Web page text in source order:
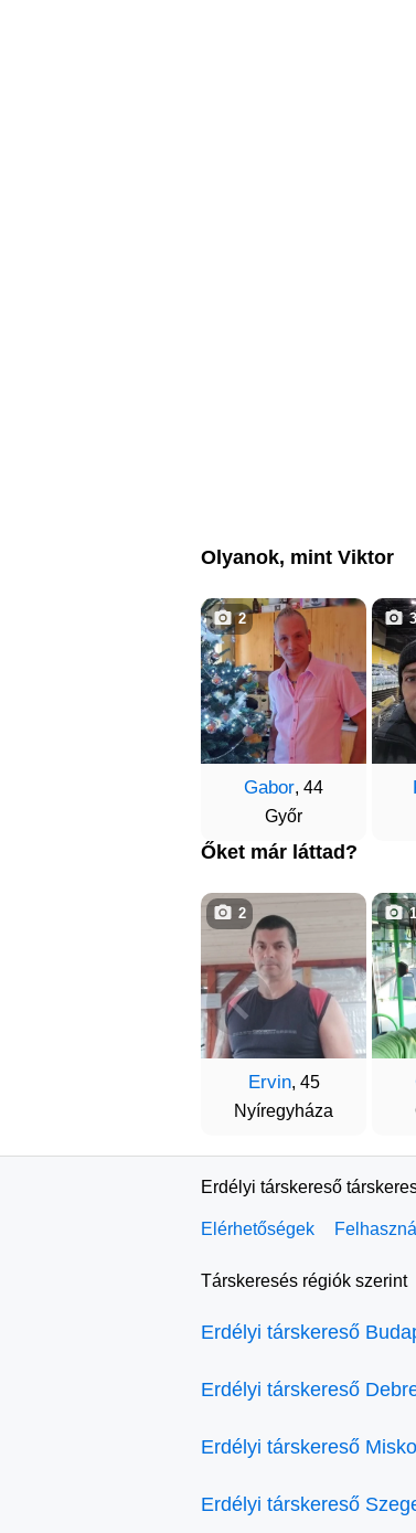
Olyanok, mint Viktor
Gabor, 44
Győr
2 3
Őket már láttad?
Ervin, 45
Nyíregyháza
2 1
Erdélyi társkereső
Elérhetőségek
Társkeresés régiók szerint
Erdélyi társkereső
Erdélyi társkereső
Erdélyi társkereső
Erdélyi társkereső